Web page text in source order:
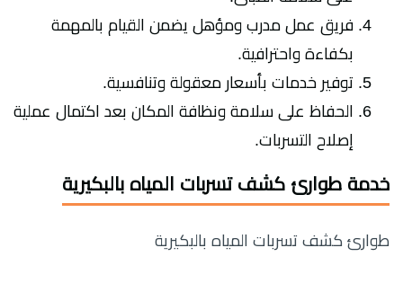
فريق عمل مدرب ومؤهل يضمن القيام بالمهمة
بكفاءة واحترافية.
توفير خدمات بأسعار معقولة وتنافسية.
الحفاظ على سلامة ونظافة المكان بعد اكتمال عملية
إصلاح التسربات.
خدمة طوارئ كشف تسربات المياه بالبكيرية
طوارئ كشف تسربات المياه بالبكيرية